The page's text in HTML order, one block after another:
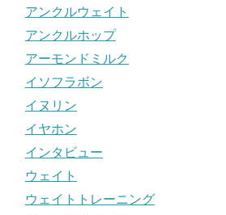
アンクルウェイト
アンクルホップ
アーモンドミルク
イソフラボン
イヌリン
イヤホン
インタビュー
ウェイト
ウェイトトレーニング